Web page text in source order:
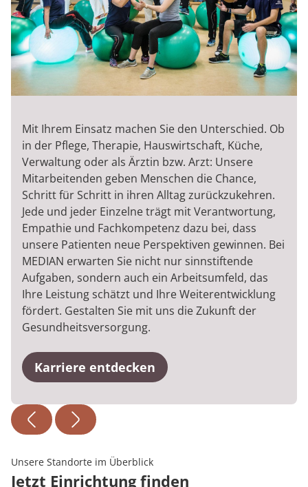
Mit Ihrem Einsatz machen Sie den Unterschied. Ob
in der Pflege, Therapie, Hauswirtschaft, Küche,
Verwaltung oder als Ärztin bzw. Arzt: Unsere
Mitarbeitenden geben Menschen die Chance,
Schritt für Schritt in ihren Alltag zurückzukehren.
Jede und jeder Einzelne trägt mit Verantwortung,
Empathie und Fachkompetenz dazu bei, dass
unsere Patienten neue Perspektiven gewinnen. Bei
MEDIAN erwarten Sie nicht nur sinnstiftende
Aufgaben, sondern auch ein Arbeitsumfeld, das
Ihre Leistung schätzt und Ihre Weiterentwicklung
fördert. Gestalten Sie mit uns die Zukunft der
Gesundheitsversorgung.
Karriere entdecken
Unsere Standorte im Überblick
Jetzt Einrichtung finden